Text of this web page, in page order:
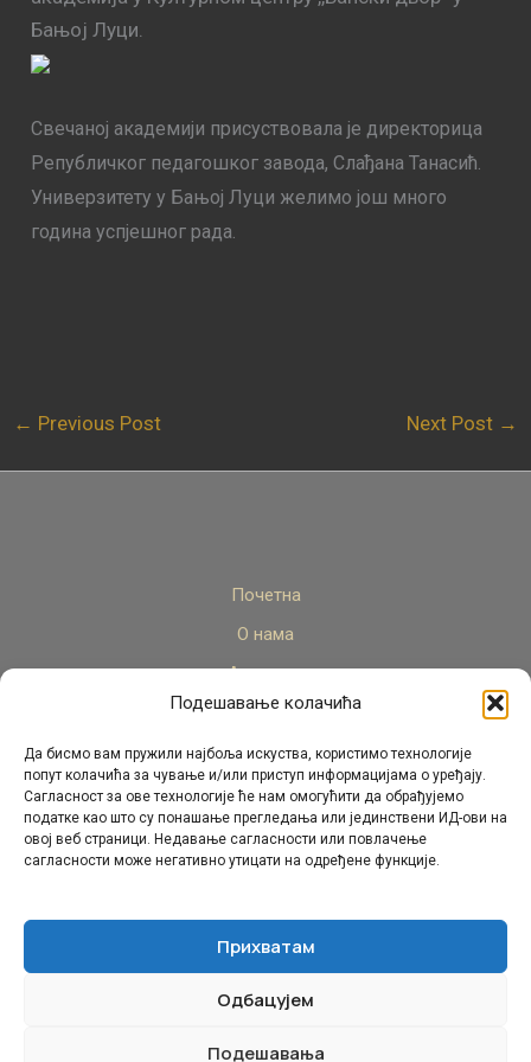
Подешавање колачића
Да бисмо вам пружили најбоља искуства, користимо технологије
попут колачића за чување и/или приступ информацијама о уређају.
Сагласност за ове технологије ће нам омогућити да обрађујемо
податке као што су понашање прегледања или јединствени ИД-ови на
овој веб страници. Недавање сагласности или повлачење
сагласности може негативно утицати на одређене функције.
Прихватам
Одбацујем
Подешавања
Бањој Луци.
Свечаној академији присуствовала је директорица
Републичког педагошког завода, Слађана Танасић.
Универзитету у Бањој Луци желимо још много
година успјешног рада.
← Previous Post Next Post →
Почетна
О нама
Актуелно
Стручни кадар
Пројекти
Архива
Контакт
© Републички педагошки завод Републике Српске.